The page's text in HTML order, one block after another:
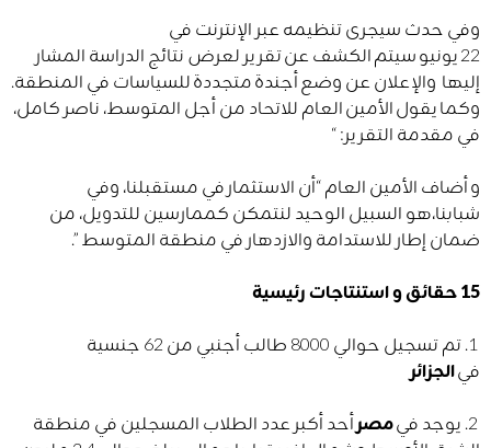
وفي حدث سيجرى تنظيمه عبر الإنترنت في
22 يونيو سيتم الكشف عن تقرير لعرض نتائج الدراسة المشار
إليها والإعلان عن وضع أجندة متجددة للسياسات في المنطقة.
وكما يقول الأمين العام للاتحاد من أجل المتوسط، ناصر كامل،
في مقدمة التقرير: “
و أضاف الأمين العام “أن الاستثمار في مستقبلنا، وفي
شبابنا،هو السبيل الوحيد لنتمكن كممارسين للتدويل، من
ضمان إطار للاستدامة والازدهار في منطقة المتوسط ”.
15 حقائق و استنتاجات رئيسية
1. تم تسجيل حوالي 8000 طالب أجنبي من 62 جنسية
فيالجزائر
مصر أحد أكبر عدد الطلاب المسجلين في منطقة